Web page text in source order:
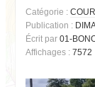
Catégorie :
Publication :
Écrit par 01-
Affichages : 7572